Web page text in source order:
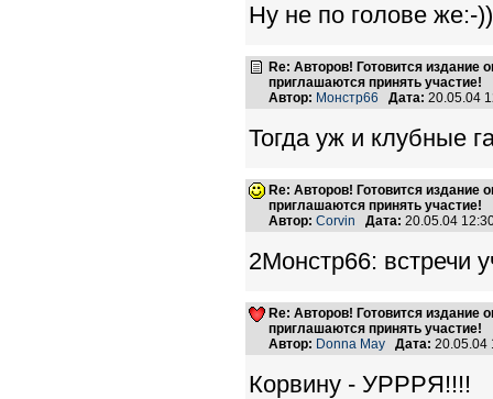
Ну не по голове же:-
Re: Авторов! Готовится
приглашаются принять участие!
Автор: Монстр66 Дата: 20.05.04
Тогда уж и клубные
Re: Авторов! Готовится
приглашаются принять участие!
Автор: Corvin Дата: 20.05.04
2Монстр66: встречи
Re: Авторов! Готовится
приглашаются принять участие!
Автор: Donna May Дата:
Корвину - УРРРЯ!!!!